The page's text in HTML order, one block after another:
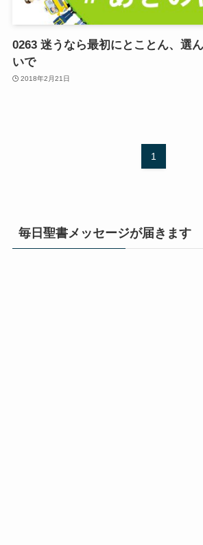
0263 迷うなら最初にとことん、選
いで
2018年2月21日
1
毎日聖書メッセージが届きます